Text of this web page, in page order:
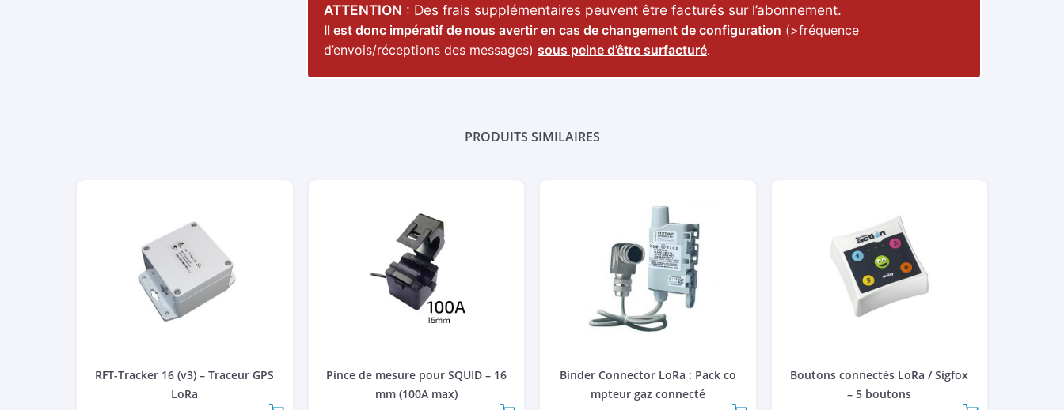
ATTENTION : Des frais supplémentaires peuvent être facturés sur l’abonnement.
Il est donc impératif de nous avertir en cas de changement de configuration (>fréquence
d’envois/réceptions des messages) sous peine d’être surfacturé.
PRODUITS SIMILAIRES
RFT-Tracker 16 (v3) – Traceur GPS
LoRa
Pince de mesure pour SQUID – 16
mm (100A max)
Binder Connector LoRa : Pack co
mpteur gaz connecté
Boutons connectés LoRa / Sigfox
– 5 boutons